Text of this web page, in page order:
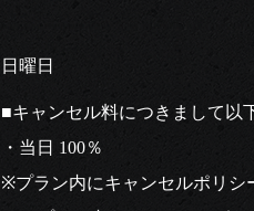
日曜日
■キャンセル料につきまして以
・当日 100％
※プラン内にキャンセルポリシ